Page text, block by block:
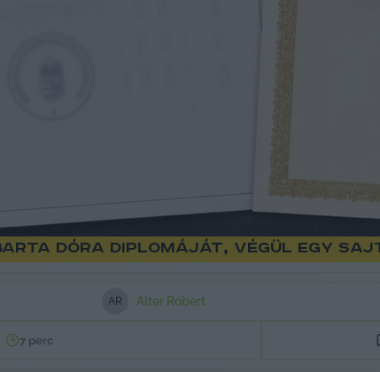
Dóra diplomáját, végül egy
AR Alter Róbert
7perc